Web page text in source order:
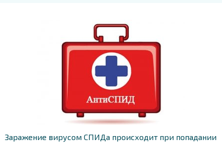
Заражение вирусом СПИДа происходит при попадании